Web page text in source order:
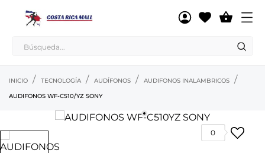

INICIO TECNOLOGÍA AUDÍFONOS
AUDIFONOS INALAMBRICOS
AUDIFONOS WF-C510/YZ SONY
0